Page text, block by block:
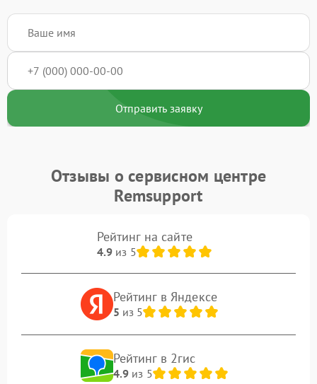
Отправить заявку
Отзывы о сервисном центре
Remsupport
Рейтинг на сайте
4.9из 5
Рейтинг в Яндексе
5 из 5
Рейтинг в 2гис
4.9из 5